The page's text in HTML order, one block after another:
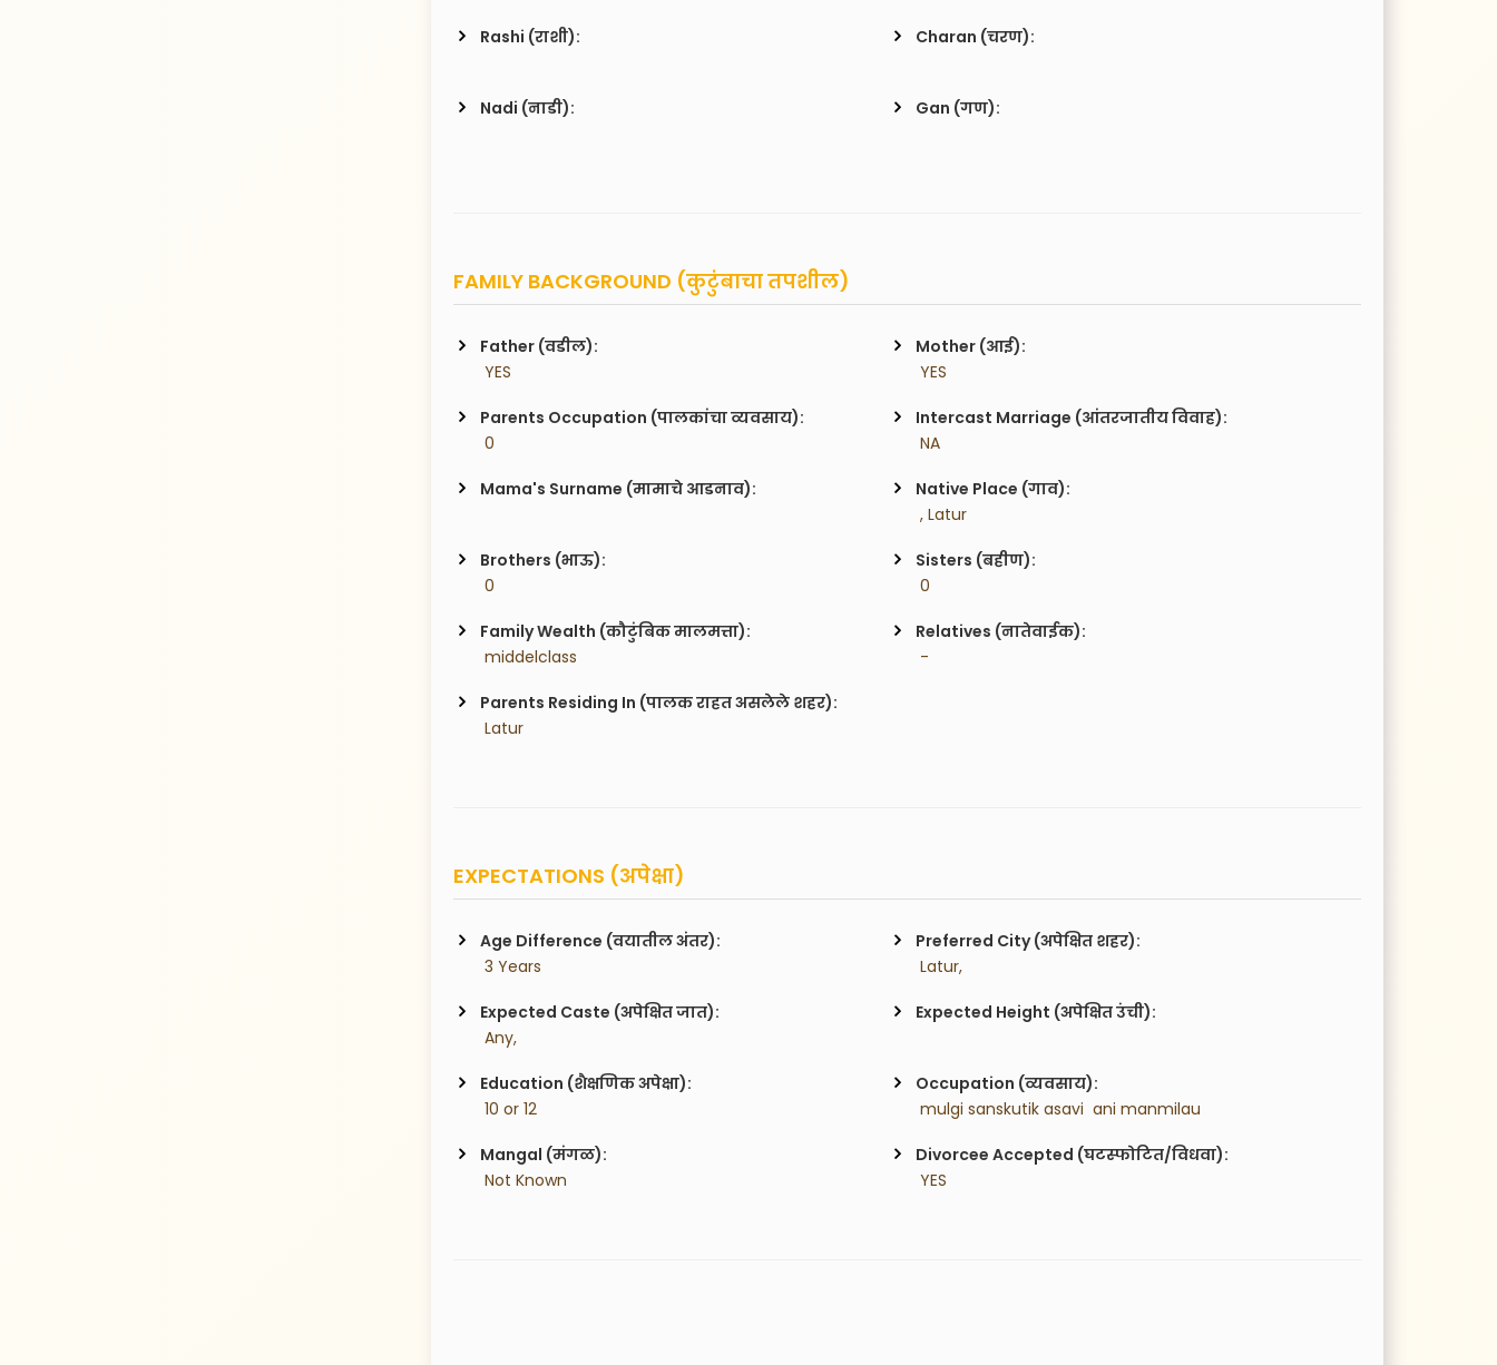
Rashi (राशी): Charan (चरण):
Nadi (नाडी): Gan (गण):
FAMILY BACKGROUND (कुटुंबाचा तपशील)
Father (वडील):
YES
Mother (आई):
YES
Parents Occupation (पालकांचा व्यवसाय):
0
Intercast Marriage (आंतरजातीय विवाह):
NA
Mama's Surname (मामाचे आडनाव):
Native Place (गाव):
, Latur
Brothers (भाऊ):
0
Sisters (बहीण):
0
Family Wealth (कौटुंबिक मालमत्ता):
middelclass
Relatives (नातेवाईक):
-
Parents Residing In (पालक राहत असलेले शहर):
Latur
EXPECTATIONS (अपेक्षा)
Age Difference (वयातील अंतर):
3 Years
Preferred City (अपेक्षित शहर):
Latur,
Expected Caste (अपेक्षित जात):
Any,
Expected Height (अपेक्षित उंची):
Education (शैक्षणिक अपेक्षा):
10 or 12
Occupation (व्यवसाय):
mulgi sanskutik asavi  ani manmilau
Mangal (मंगळ):
Not Known
Divorcee Accepted (घटस्फोटित/विधवा):
YES